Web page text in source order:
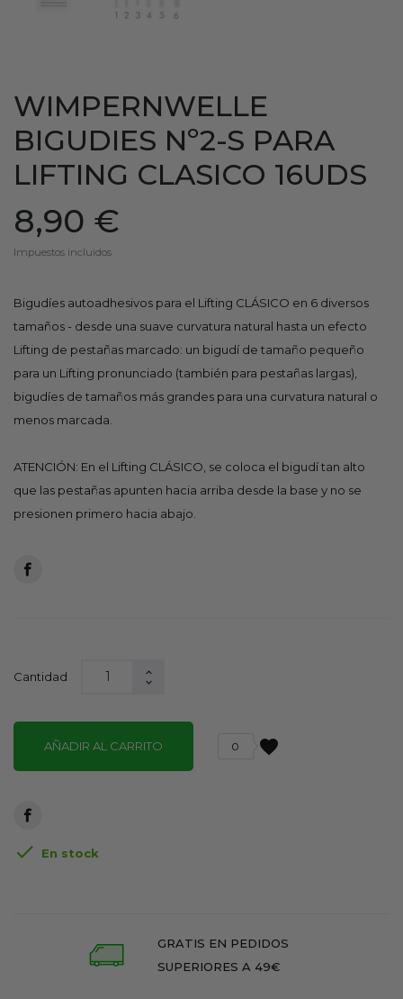
WIMPERNWELLE
BIGUDIES Nº2-S PARA
LIFTING CLASICO 16UDS
8,90 €
Impuestos incluidos
Bigudíes autoadhesivos para el Lifting CLÁSICO en 6 diversos
tamaños - desde una suave curvatura natural hasta un efecto
Lifting de pestañas marcado: un bigudí de tamaño pequeño
para un Lifting pronunciado (también para pestañas largas),
bigudíes de tamaños más grandes para una curvatura natural o
menos marcada.
ATENCIÓN: En el Lifting CLÁSICO, se coloca el bigudí tan alto
que las pestañas apunten hacia arriba desde la base y no se
presionen primero hacia abajo.
Cantidad
AÑADIR AL CARRITO favorite
0
 En stock
GRATIS EN PEDIDOS
SUPERIORES A 49€